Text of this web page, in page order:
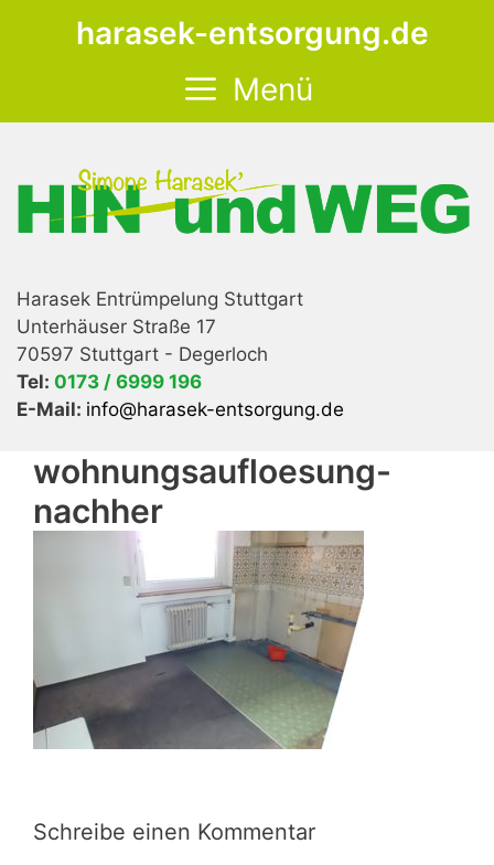
harasek-entsorgung.de
Menü
Harasek Entrümpelung Stuttgart
Unterhäuser Straße 17
70597 Stuttgart - Degerloch
Tel: 0173 / 6999 196
E-Mail: info@harasek-entsorgung.de
wohnungsaufloesung-
nachher
Schreibe einen Kommentar